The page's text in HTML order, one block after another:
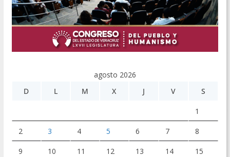
agosto 2026
D
L M X J V S
1
2 3 4 5 6 7 8
9 10 11 12 13 14 15